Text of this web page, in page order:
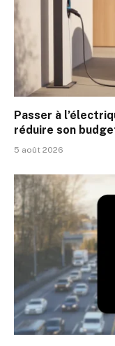
Passer à
réduire son
5 août 2026